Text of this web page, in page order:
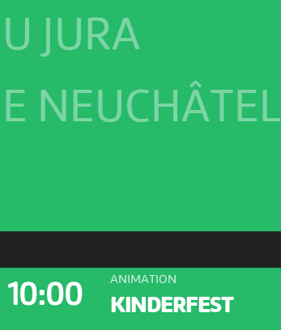
JURA
NEUCHÂTEL
10:00 ANIMATION
KINDERFEST